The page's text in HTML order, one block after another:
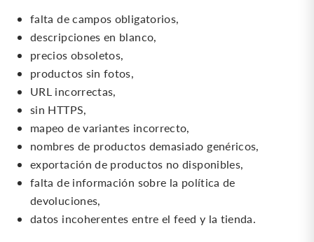
falta de campos obligatorios,
descripciones en blanco,
precios obsoletos,
productos sin fotos,
URL incorrectas,
sin HTTPS,
mapeo de variantes incorrecto,
nombres de productos demasiado genéricos,
exportación de productos no disponibles,
falta de información sobre la política de
devoluciones,
datos incoherentes entre el feed y la tienda.